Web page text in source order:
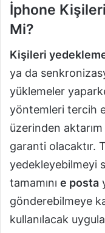
İphone
Mi?
Kişileri
ya da
yüklemeler
yöntemleri tercih
üzerinden
garanti olacaktır.
yedekleyebilmeyi
tamamını e posta
gönderebilmeye
kullanılacak